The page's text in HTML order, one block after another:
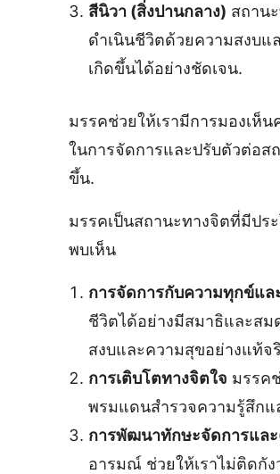
สีนิวา (สิ่งปานกลาง) สถาน
ดำเนินชีวิตด้วยความสงบแ
เกิดขึ้นได้อย่างชัดเจน.
มรรคช่วยให้เรามีการมองเห็
ในการจัดการและปรับตัวต่อส
ขึ้น.
มรรคเป็นสถานะทางจิตที่มีปร
พบเห็น
การจัดการกับความทุกข์แล
ชีวิตได้อย่างมีสมาธิและสม
สงบและความสุขอย่างแท้จ
การเติบโตทางจิตใจ มรรค
พรมแดนสำรวจความรู้สึก
การพัฒนาทักษะจัดการแล
อารมณ์ ช่วยให้เราไม่ติดกั